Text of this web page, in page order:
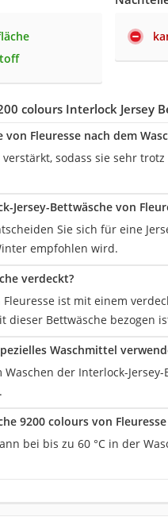
colours Interlock Jersey
Fleuresse nach dem
verstärkt, sodass sie sehr
Jersey-Bettwäsche von
Sie sich für eine
empfohlen wird.
verdeckt?
Fleuresse ist mit einem
dieser Bettwäsche bezogen
Waschmittel
der Interlock-
9200 colours von
bei bis zu 60 °C in der